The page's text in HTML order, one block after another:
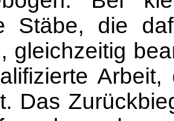
Stäbe, die
gleichzeitig
Das